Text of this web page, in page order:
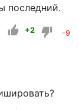
последний.
+2 -9